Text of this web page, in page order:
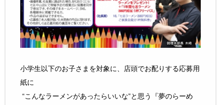
小学生以下のお子さまを対象に、店頭でお配りする応募用
紙に
“こんなラーメンがあったらいいな”と思う『夢のらーめ